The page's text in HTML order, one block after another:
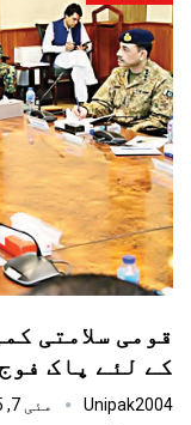
قومی سلامتی
کے لئے پاک
Unipak2004 مئی 7, 2025